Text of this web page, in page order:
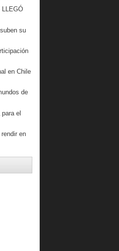
LLEGÓ
su
en Chile
de
el
en
LPB